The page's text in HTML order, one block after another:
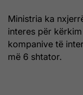
Ministria ka
interes për
kompanive të
më 6 shtator.